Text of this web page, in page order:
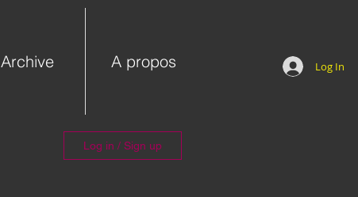
Archive A propos Log In
Log in / Sign up